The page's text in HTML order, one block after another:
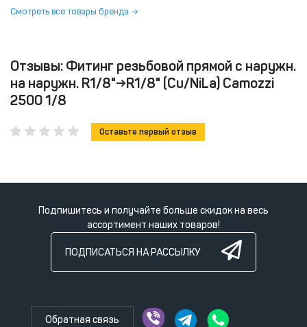
Смотреть все товары бренда
Отзывы: Фитинг резьбовой прямой с наружн.
на наружн. R1/8"→R1/8" (Cu/NiLa) Camozzi
2500 1/8
Оставьте первый отзыв
Подпишитесь и получайте больше скидок на весь
ассортимент наших товаров!
ПОДПИСАТЬСЯ НА РАССЫЛКУ
Обратная связь